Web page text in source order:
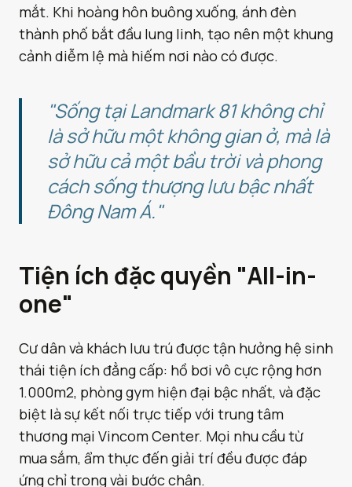
mắt. Khi hoàng hôn buông xuống, ánh đèn
thành phố bắt đầu lung linh, tạo nên một khung
cảnh diễm lệ mà hiếm nơi nào có được.
"Sống tại Landmark 81 không chỉ
là sở hữu một không gian ở, mà là
sở hữu cả một bầu trời và phong
cách sống thượng lưu bậc nhất
Đông Nam Á."
Tiện ích đặc quyền "All-in-
one"
Cư dân và khách lưu trú được tận hưởng hệ sinh
thái tiện ích đẳng cấp: hồ bơi vô cực rộng hơn
1.000m2, phòng gym hiện đại bậc nhất, và đặc
biệt là sự kết nối trực tiếp với trung tâm
thương mại Vincom Center. Mọi nhu cầu từ
mua sắm, ẩm thực đến giải trí đều được đáp
ứng chỉ trong vài bước chân.